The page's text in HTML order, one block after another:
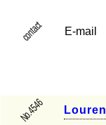
contact E-mail
No.4546 Louren